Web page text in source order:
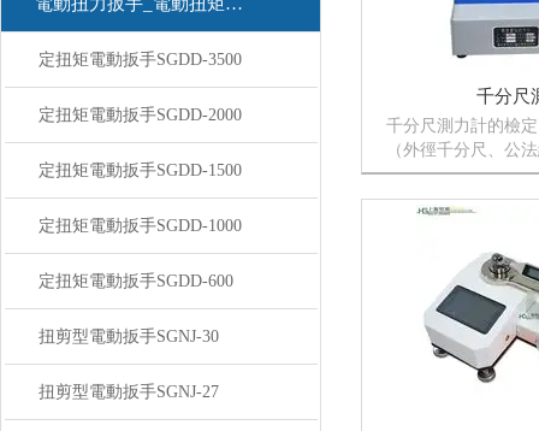
定扭矩電動扳手SGDD-3500
定扭矩電動扳手SGDD-2000
定扭矩電動扳手SGDD-1500
定扭矩電動扳手SGDD-1000
定扭矩電動扳手SGDD-600
扭剪型電動扳手SGNJ-30
扭剪型電動扳手SGNJ-27
千分尺
千分尺測力計的檢
（外徑千分尺、
顯千分尺、測深
尺等）放入六角夾
零。轉(zhuǎn)動橫...